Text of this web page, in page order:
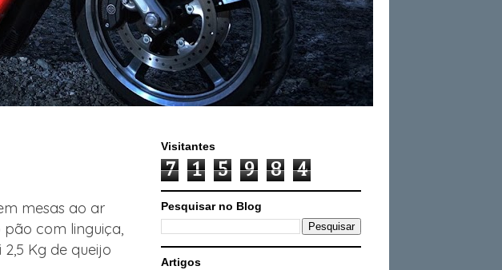
mesas ao ar
com linguiça,
Kg de queijo
Visitantes
7 1 5 9 8 4
Pesquisar no Blog
Artigos